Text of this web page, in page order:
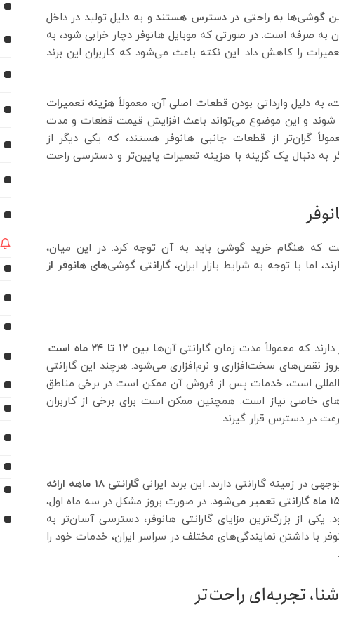
گوشی‌ها به راحتی در دسترس هستند و به دلیل تولید در داخل
صرفه است. در صورتی که موبایل هانوفر دچار خرابی شود، به
را کاهش داد. این نکته باعث می‌شود که کاربران این برند
به دلیل وارداتی بودن قطعات اصلی آن، معمولاً هزینه تعمیرات
شوند و این موضوع می‌تواند باعث افزایش قیمت قطعات و مدت
گران‌تر از قطعات جانبی هانوفر هستند، که یکی دیگر از
به دنبال یک گزینه با هزینه تعمیرات پایین‌تر و دسترسی راحت
که هنگام خرید گوشی باید به آن توجه کرد. در این میان،
اما با توجه به شرایط بازار ایران، گارانتی گوشی‌های هانوفر از
که معمولاً مدت زمان گارانتی آن‌هابین ۱۲ تا ۲۴ ماه است
.
نقص‌های سخت‌افزاری و نرم‌افزاری می‌شود. هرچند این گارانتی
است، خدمات پس از فروش آن ممکن است در برخی مناطق
خاصی نیاز است. همچنین ممکن است برای برخی از کاربران
در دسترس قرار گیرند.
در زمینه گارانتی دارند. این برند ایرانی
گارانتی ۱۸ ماهه ارائه
در صورت بروز مشکل در سه ماه اول،
بزرگ‌ترین مزایای گارانتی هانوفر، دسترسی آسان‌تر به
با داشتن نمایندگی‌های مختلف در سراسر ایران، خدمات خود را